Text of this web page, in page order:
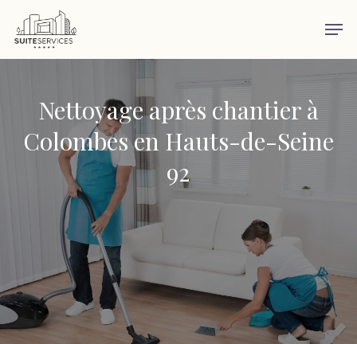
Skip
main
Nettoyage après chantier à
Colombes en Hauts-de-Seine
92